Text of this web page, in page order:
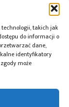
takich jak
do informacji o
dane,
identyfikatory
może
,pamięci,
Agency